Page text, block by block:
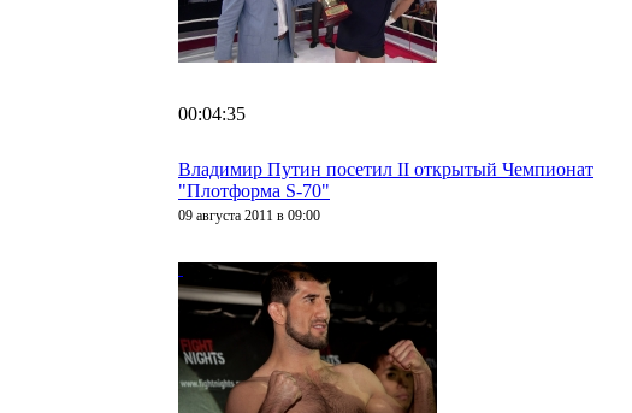
00:04:35
Владимир Путин посетил II открытый Чемпионат
"Плотформа S-70"
09 августа 2011 в 09:00